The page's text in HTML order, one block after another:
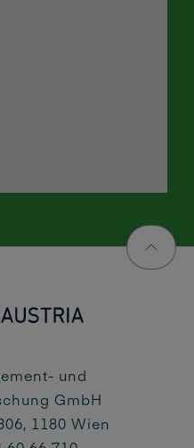
und
GmbH
1180 Wien